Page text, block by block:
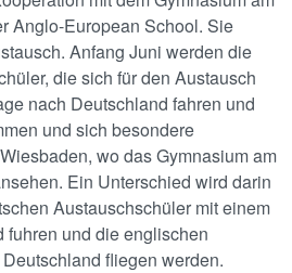
Anglo-European School. Sie
Anfang Juni werden die
die sich für den Austausch
nach Deutschland fahren und
und sich besondere
wo das Gymnasium am
Ein Unterschied wird darin
Austauschschüler mit einem
und die englischen
fliegen werden.